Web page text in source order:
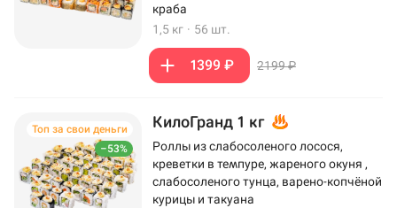
краба
1,5 кг · 56 шт.
1399 ₽ 2199 ₽
–53%
Топ за свои деньги КилоГранд 1 кг
Роллы из слабосоленого лосося,
креветки в темпуре, жареного окуня ,
слабосоленого тунца, варено-копчёной
курицы и такуана